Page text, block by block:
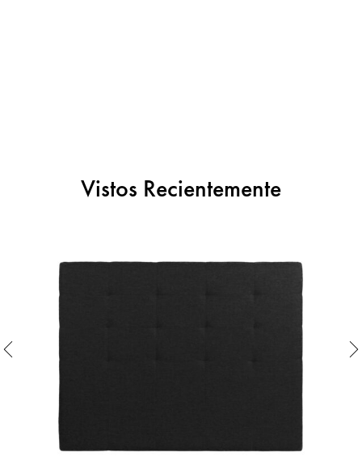
Vistos Recientemente